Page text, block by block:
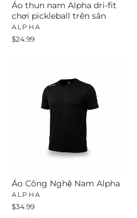
Áo thun nam Alpha dri-fit
chơi pickleball trên sân
ALPHA
$24.99
Áo Công Nghệ Nam Alpha
ALPHA
$34.99